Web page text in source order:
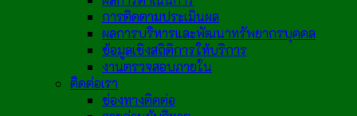
การติดตามประเมินผล
ผลการบริหารและพัฒนาทรัพยากรบุคคล
ข้อมูลเชิงสถิติการให้บริการ
งานตรวจสอบภายใน
ติดต่อเรา
ช่องทางติดต่อ